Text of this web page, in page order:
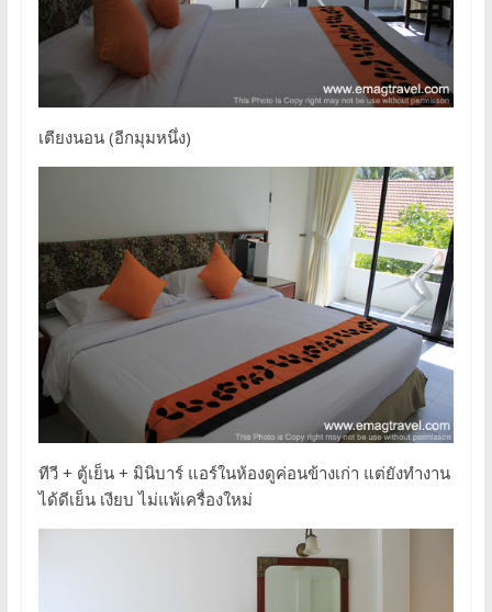
เตียงนอน (อีกมุมหนึ่ง)
ทีวี + ตู้เย็น + มินิบาร์ แอร์ในห้องดูค่อนข้างเก่า แต่ยังทำงาน
ได้ดีเย็น เงียบ ไม่แพ้เครื่องใหม่